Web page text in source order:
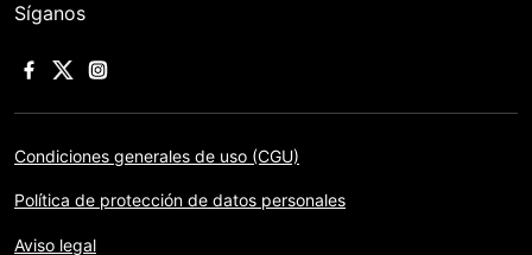
Síganos
Condiciones generales de uso (CGU)
Política de protección de datos personales
Aviso legal